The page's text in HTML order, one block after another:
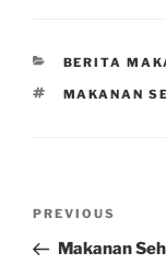
CATEGORIES
BERITA
TAGS
MAKANAN
Previous
Post
PREVIOUS
Makanan